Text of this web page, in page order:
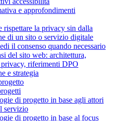
e approfondimenti
rispettare la privacy sin dalla
di un sito o servizio digitale
il consenso quando necessario
del sito web: architettura,
riferimenti DPO
e strategia
di progetto in base agli attori
servizio
di progetto in base al focus